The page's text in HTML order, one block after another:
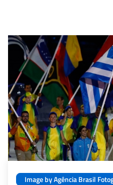
Image by Agência Brasil